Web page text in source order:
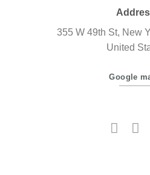
355 W 49th St, New
United
Google